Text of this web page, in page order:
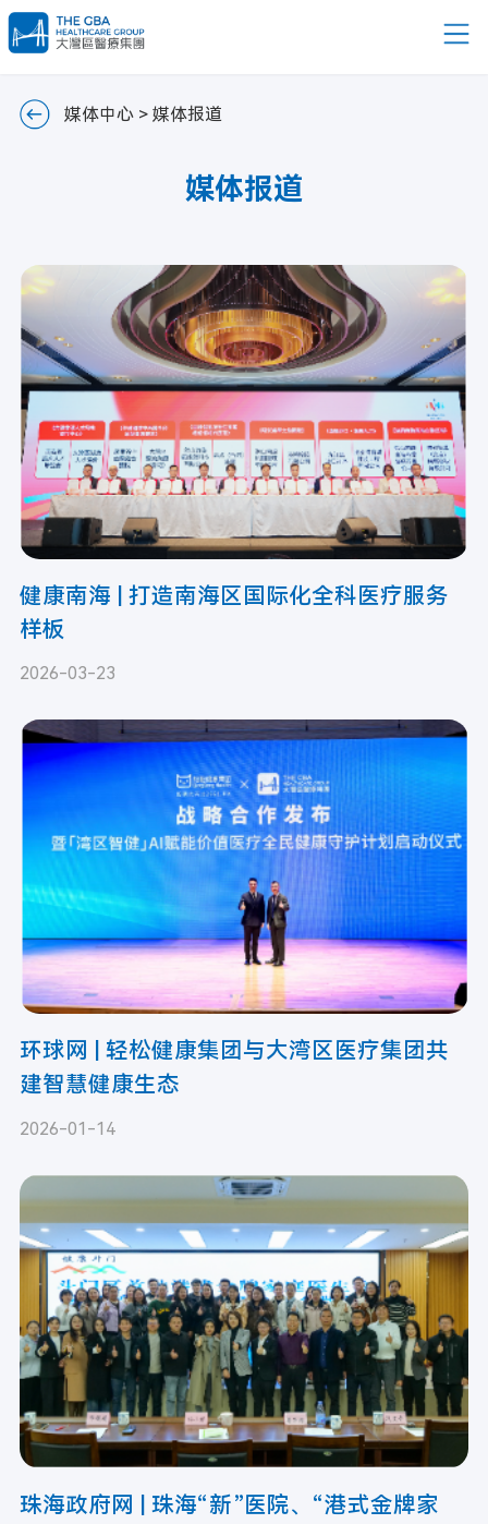
媒体中心 > 媒体报道
媒体报道
健康南海 | 打造南海区国际化全科医疗服务
样板
2026-03-23
环球网 | 轻松健康集团与大湾区医疗集团共
建智慧健康生态
2026-01-14
珠海政府网 | 珠海“新”医院、“港式金牌家